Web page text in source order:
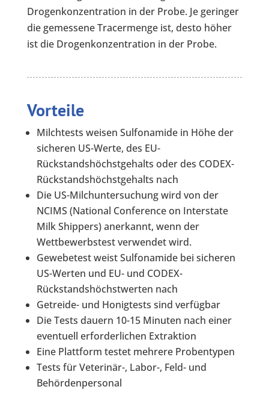
Drogenkonzentration in der Probe. Je geringer
die gemessene Tracermenge ist, desto höher
ist die Drogenkonzentration in der Probe.
Vorteile
Milchtests weisen Sulfonamide in Höhe der
sicheren US-Werte, des EU-
Rückstandshöchstgehalts oder des CODEX-
Rückstandshöchstgehalts nach
Die US-Milchuntersuchung wird von der
NCIMS (National Conference on Interstate
Milk Shippers) anerkannt, wenn der
Wettbewerbstest verwendet wird.
Gewebetest weist Sulfonamide bei sicheren
US-Werten und EU- und CODEX-
Rückstandshöchstwerten nach
Getreide- und Honigtests sind verfügbar
Die Tests dauern 10-15 Minuten nach einer
eventuell erforderlichen Extraktion
Eine Plattform testet mehrere Probentypen
Tests für Veterinär-, Labor-, Feld- und
Behördenpersonal